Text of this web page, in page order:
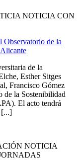
NOTICIA CON
de la
de la
Esther Sitges
Francisco Gómez
de la Sostenibilidad
El acto tendrá
[...]
NOTICIA